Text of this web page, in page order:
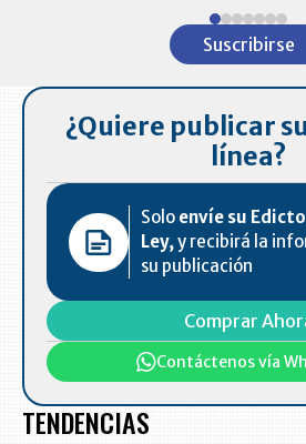
Suscribirse
¿Quiere publicar
línea?
Solo envíe su
Ley,y recibirá la
su publicación
Comprar
Contáctenos vía
TENDENCIAS